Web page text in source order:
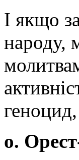
І якщо
народу,
о.